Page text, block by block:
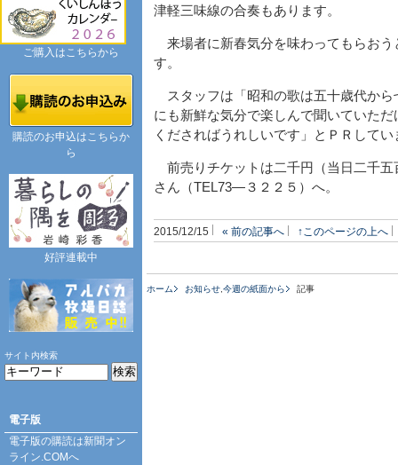
津軽三味線の合奏もあります。
来場者に新春気分を味わってもらおう
す。
スタッフは「昭和の歌は五十歳代から
にも新鮮な気分で楽しんで聞いていた
くださればうれしいです」とＰＲしてい
前売りチケットは二千円（当日二千五
さん（TEL73―３２２５）へ。
2015/12/15 « 前の記事へ ↑このページの上へ
ホーム お知らせ 今週の紙面から 記事
ご購入はこちらから
購読のお申込はこちらか
ら
好評連載中
サイト内検索
電子版
電子版の購読は新聞オン
ライン.COMへ